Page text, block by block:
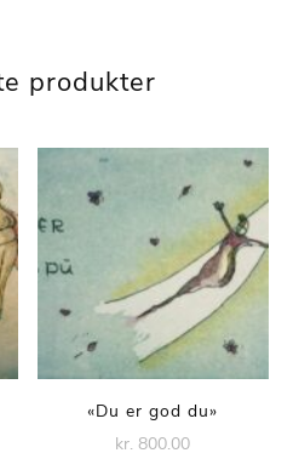
produkter
«Du er god du»
kr. 800.00